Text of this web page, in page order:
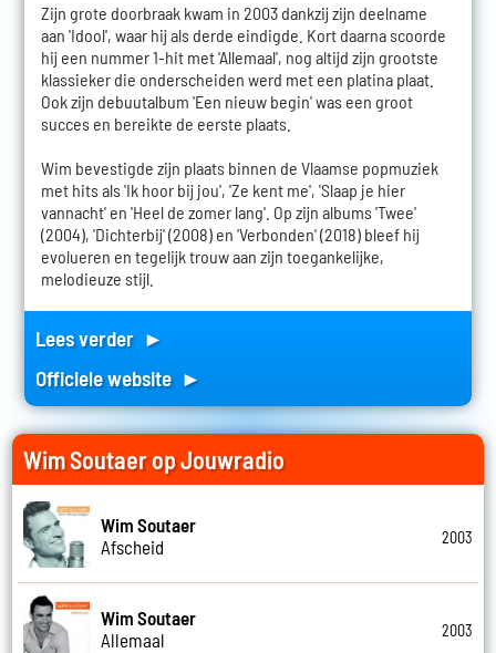
Zijn grote doorbraak kwam in 2003 dankzij zijn deelname
aan 'Idool', waar hij als derde eindigde. Kort daarna scoorde
hij een nummer 1-hit met 'Allemaal', nog altijd zijn grootste
klassieker die onderscheiden werd met een platina plaat.
Ook zijn debuutalbum 'Een nieuw begin' was een groot
succes en bereikte de eerste plaats.
Wim bevestigde zijn plaats binnen de Vlaamse popmuziek
met hits als 'Ik hoor bij jou', 'Ze kent me', 'Slaap je hier
vannacht' en 'Heel de zomer lang'. Op zijn albums 'Twee'
(2004), 'Dichterbij' (2008) en 'Verbonden' (2018) bleef hij
evolueren en tegelijk trouw aan zijn toegankelijke,
melodieuze stijl.
Lees verder ►
Officiele website ►
Wim Soutaer op Jouwradio
Wim Soutaer
Afscheid
2003
Wim Soutaer
Allemaal
2003